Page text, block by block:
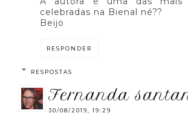
celebradas na Bienal né??
Beijo
RESPONDER
RESPOSTAS
fernanda
30/08/2019, 19:29